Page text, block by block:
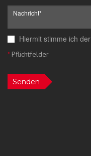
Hiermit stimme ich der
*Pflichtfelder
Senden